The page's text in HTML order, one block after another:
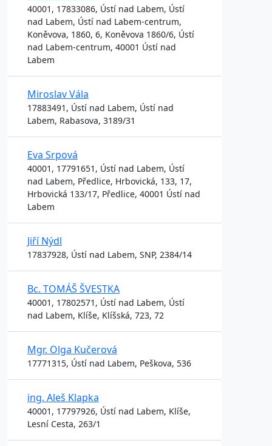
40001, 17833086, Ústí nad Labem, Ústí
nad Labem, Ústí nad Labem-centrum,
Koněvova, 1860, 6, Koněvova 1860/6, Ústí
nad Labem-centrum, 40001 Ústí nad
Labem
Miroslav Vála
17883491, Ústí nad Labem, Ústí nad
Labem, Rabasova, 3189/31
Eva Srpová
40001, 17791651, Ústí nad Labem, Ústí
nad Labem, Předlice, Hrbovická, 133, 17,
Hrbovická 133/17, Předlice, 40001 Ústí nad
Labem
Jiří Nýdl
17837928, Ústí nad Labem, SNP, 2384/14
Bc. TOMÁŠ ŠVESTKA
40001, 17802571, Ústí nad Labem, Ústí
nad Labem, Klíše, Klíšská, 723, 72
Mgr. Olga Kučerová
17771315, Ústí nad Labem, Peškova, 536
ing. Aleš Klapka
40001, 17797926, Ústí nad Labem, Klíše,
Lesní Cesta, 263/1